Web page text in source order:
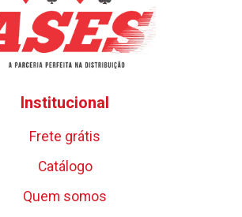
Institucional
Frete grátis
Catálogo
Quem somos